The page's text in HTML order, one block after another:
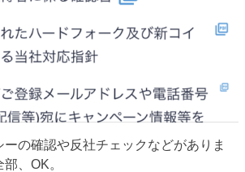
の確認や反社チェックなどがありま
、OK。